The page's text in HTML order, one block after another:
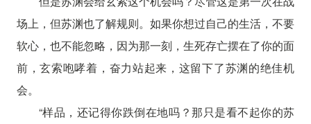
场上，但苏渊也了解规则。如果你想过自己的生活，不要
软心，也不能忽略，因为那一刻，生死存亡摆在了你的面
前，玄索咆哮着，奋力站起来，这留下了苏渊的绝佳机
会。
“样品，还记得你跌倒在地吗？那只是看不起你的苏